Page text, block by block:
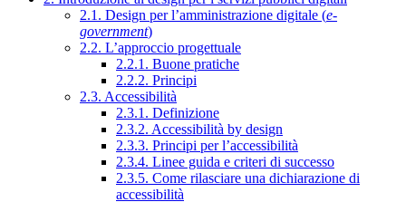
2.1. Design per l’amministrazione digitale (e-
government)
2.2. L’approccio progettuale
2.2.1. Buone pratiche
2.2.2. Principi
2.3. Accessibilità
2.3.1. Definizione
2.3.2. Accessibilità by design
2.3.3. Principi per l’accessibilità
2.3.4. Linee guida e criteri di successo
2.3.5. Come rilasciare una dichiarazione di
accessibilità